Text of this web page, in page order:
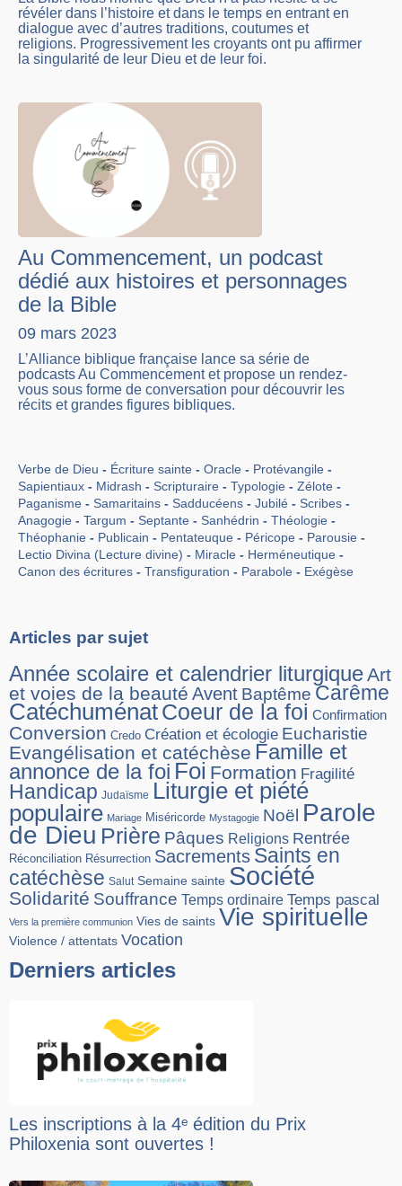
révéler dans l’histoire et dans le temps en entrant en
dialogue avec d’autres traditions, coutumes et
religions. Progressivement les croyants ont pu affirmer
la singularité de leur Dieu et de leur foi.
Au Commencement, un podcast
dédié aux histoires et personnages
de la Bible
09 mars 2023
L’Alliance biblique française lance sa série de
podcasts Au Commencement et propose un rendez-
vous sous forme de conversation pour découvrir les
récits et grandes figures bibliques.
Verbe de Dieu Écriture sainte Oracle
Protévangile
Sapientiaux
Midrash Scripturaire Typologie
Zélote
Paganisme
Samaritains Sadducéens Jubilé
Scribes
Anagogie
Targum Septante Sanhédrin
Théologie
Théophanie
Publicain Pentateuque Péricope
Parousie
Lectio Divina (Lecture divine)
Miracle
Herméneutique
Canon des écritures
Transfiguration Parabole Exégèse
Articles par sujet
Année scolaire et calendrier liturgiqueArt
et voies de la beauté Avent Baptême Carême
CatéchuménatCoeur de la foi Confirmation
Conversion Credo Création et écologie Eucharistie
Evangélisation et catéchèse Famille et
annonce de la foi Foi Formation Fragilité
Handicap Judaïsme Liturgie et piété
populaire Mariage Miséricorde Mystagogie Noël Parole
de Dieu Prière Pâques Religions Rentrée
Réconciliation Résurrection Sacrements Saints en
catéchèse Salut Semaine sainte Société
Solidarité Souffrance Temps ordinaire Temps pascal
Vers la première communion Vies de saints Vie spirituelle
Violence / attentats Vocation
Derniers articles
Les inscriptions à la 4ᵉ édition du Prix
Philoxenia sont ouvertes !